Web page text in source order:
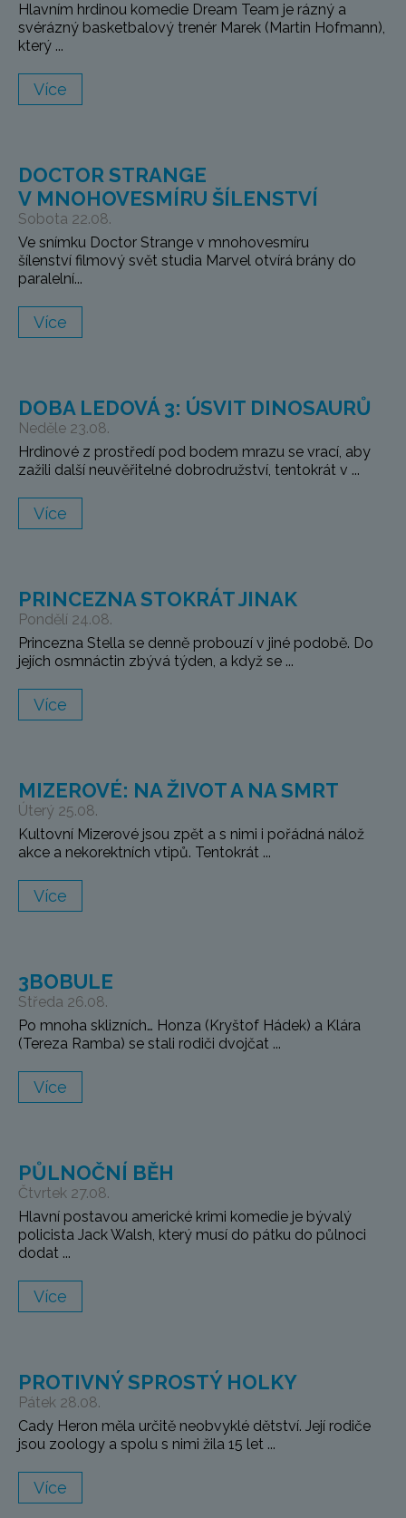
Hlavním hrdinou komedie Dream Team je rázný a
svérázný basketbalový trenér Marek (Martin Hofmann),
který ...
Více
DOCTOR STRANGE
V MNOHOVESMÍRU ŠÍLENSTVÍ
Sobota 22.08.
Ve snímku Doctor Strange v mnohovesmíru
šílenství filmový svět studia Marvel otvírá brány do
paralelní...
Více
DOBA LEDOVÁ 3: ÚSVIT DINOSAURŮ
Neděle 23.08.
Hrdinové z prostředí pod bodem mrazu se vrací, aby
zažili další neuvěřitelné dobrodružství, tentokrát v ...
Více
PRINCEZNA STOKRÁT JINAK
Pondělí 24.08.
Princezna Stella se denně probouzí v jiné podobě. Do
jejích osmnáctin zbývá týden, a když se ...
Více
MIZEROVÉ: NA ŽIVOT A NA SMRT
Úterý 25.08.
Kultovní Mizerové jsou zpět a s nimi i pořádná nálož
akce a nekorektních vtipů. Tentokrát ...
Více
3BOBULE
Středa 26.08.
Po mnoha sklizních… Honza (Kryštof Hádek) a Klára
(Tereza Ramba) se stali rodiči dvojčat ...
Více
PŮLNOČNÍ BĚH
Čtvrtek 27.08.
Hlavní postavou americké krimi komedie je bývalý
policista Jack Walsh, který musí do pátku do půlnoci
dodat ...
Více
PROTIVNÝ SPROSTÝ HOLKY
Pátek 28.08.
Cady Heron měla určitě neobvyklé dětství. Její rodiče
jsou zoology a spolu s nimi žila 15 let ...
Více